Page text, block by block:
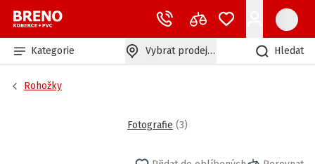
Kategorie Vybrat prodejnu Hledat
Rohožky
Fotografie (3)